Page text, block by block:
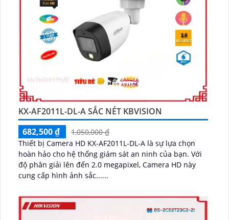
KX-AF2011L-DL-A SẮC NÉT KBVISION
682,500 ₫
1,050,000 ₫
Thiết bị Camera HD KX-AF2011L-DL-A là sự lựa chọn
hoàn hảo cho hệ thống giám sát an ninh của bạn. Với
độ phân giải lên đến 2.0 megapixel, Camera HD này
cung cấp hình ảnh sắc......